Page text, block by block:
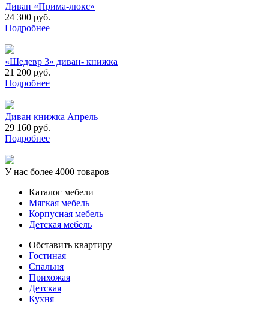
Диван «Прима-люкс»
24 300 руб.
Подробнее
«Шедевр 3» диван- книжка
21 200 руб.
Подробнее
Диван книжка Апрель
29 160 руб.
Подробнее
У нас более 4000 товаров
Каталог мебели
Мягкая мебель
Корпусная мебель
Детская мебель
Обставить квартиру
Гостиная
Спальня
Прихожая
Детская
Кухня